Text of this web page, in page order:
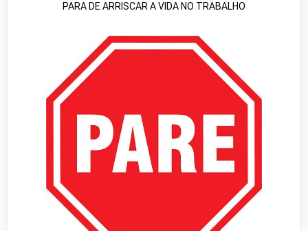
PARA DE ARRISCAR A VIDA NO TRABALHO